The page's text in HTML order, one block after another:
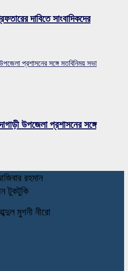
দাবিতে সাংবাদিকদের
প্রশাসনের সঙ্গে মতবিনিময় সভা
উপজেলা প্রশাসনের সঙ্গে
রহমান
টুকটুকি
মুগনী নীরো